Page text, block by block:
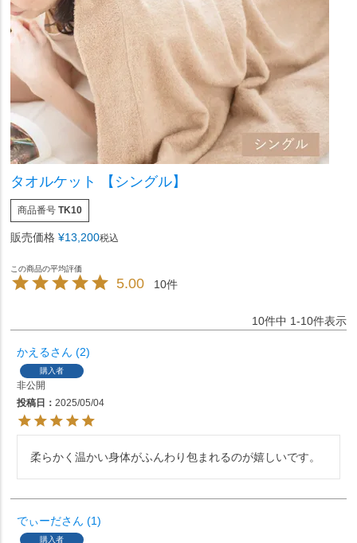
タオルケット 【シングル】
商品番号 TK10
販売価格 ¥13,200税込
5.00 10
10件中 1-10件表示
かえる 2
購入者
非公開
投稿日
2025/05/04
柔らかく温かい身体がふんわり包まれるのが嬉しいです。
でぃーだ 1
購入者